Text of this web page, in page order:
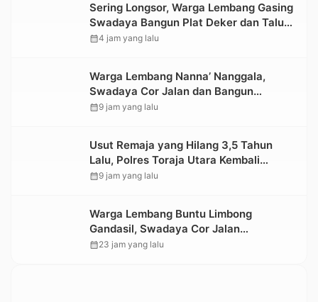
Sering Longsor, Warga Lembang Gasing
Swadaya Bangun Plat Deker dan Talut
Jalan Penghubung Antar Lembang
calendar_month4 jam yang lalu
Warga Lembang Nanna’ Nanggala,
Swadaya Cor Jalan dan Bangun
Jembatan
calendar_month9 jam yang lalu
Usut Remaja yang Hilang 3,5 Tahun
Lalu, Polres Toraja Utara Kembali
Datangi TKP
calendar_month9 jam yang lalu
Warga Lembang Buntu Limbong
Gandasil, Swadaya Cor Jalan
Sepanjang 500 Meter
calendar_month23 jam yang lalu